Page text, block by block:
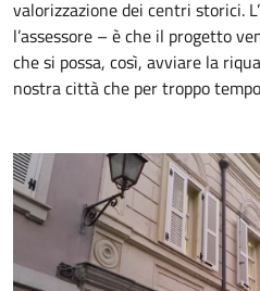
valorizzazione dei centri storici.
l’assessore – è che il progetto
che si possa, così, avviare la
nostra città che per troppo